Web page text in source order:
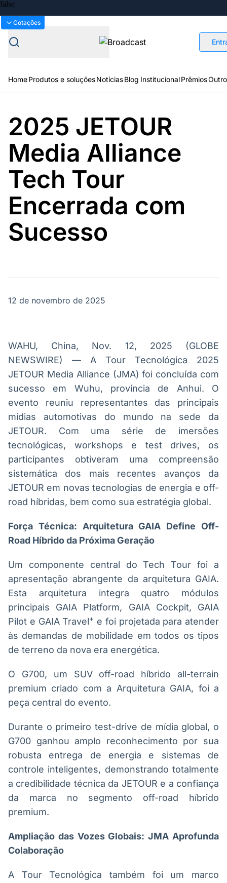
Bolsas
Cotações
HomeProdutos e soluçõesNotíciasBlog Institucional Prêmios
Plataformas
Broadcast
Broadcast+
O mercado
financeiro em
tempo real
Broadcast
Soluções de Dados
negociação de
ativos
integração de
conteúdos e
dados
Broadcast
Componentes
para conteúdos e
funcionalidades
Broadcast
Conteúdos e
dados para
displays e telas
Soluções de
Tecnologia
Broadcast
Radar
Monitoramento
inteligente de
notícias e
Broadcast
Fundos
A melhor
plataforma para
analisar fundos
no Brasil
BroadFast
Em breve
Em breve
Sobre nós Releases Broadcast
Prêmio Broadcast
Analistas
Prêmio Broadcast
Empresas
Agências de
comunicação
Releases
2025 JETOUR
Media Alliance
Tech Tour
Encerrada com
Sucesso
12 de novembro de 2025
WAHU, China, Nov. 12, 2025 (GLOBE
NEWSWIRE) — A Tour Tecnológica 2025
JETOUR Media Alliance (JMA) foi concluída com
sucesso em Wuhu, província de Anhui. O
evento reuniu representantes das principais
mídias automotivas do mundo na sede da
JETOUR. Com uma série de imersões
tecnológicas, workshops e test drives, os
participantes obtiveram uma compreensão
sistemática dos mais recentes avanços da
JETOUR em novas tecnologias de energia e off-
road híbridas, bem como sua estratégia global.
Força Técnica: Arquitetura GAIA Define Off-
Road Híbrido da Próxima Geração
Um componente central do Tech Tour foi a
apresentação abrangente da arquitetura GAIA.
Esta arquitetura integra quatro módulos
principais GAIA Platform, GAIA Cockpit, GAIA
Pilot e GAIA Travel+ e foi projetada para atender
às demandas de mobilidade em todos os tipos
de terreno da nova era energética.
O G700, um SUV off-road híbrido all-terrain
premium criado com a Arquitetura GAIA, foi a
peça central do evento.
Durante o primeiro test-drive de mídia global, o
G700 ganhou amplo reconhecimento por sua
robusta entrega de energia e sistemas de
controle inteligentes, demonstrando totalmente
a credibilidade técnica da JETOUR e a confiança
da marca no segmento off-road híbrido
premium.
Ampliação das Vozes Globais: JMA Aprofunda
Colaboração
A Tour Tecnológica também foi um marco